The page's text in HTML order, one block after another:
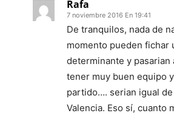
Rafa
7 noviembre 2016 En 19:41
De tranquilos, nada de
momento pueden fichar
determinante y pasarian
tener muy buen equipo
partido…. serian igual
Valencia. Eso sí, cuanto